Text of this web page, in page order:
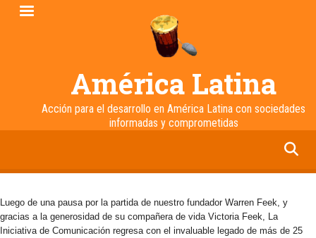
Pasar
América Latina
Acción para el desarrollo en América Latina con sociedades
informadas y comprometidas
Luego de una pausa por la partida de nuestro fundador Warren Feek, y
gracias a la generosidad de su compañera de vida Victoria Feek, La
Iniciativa de Comunicación regresa con el invaluable legado de más de 25